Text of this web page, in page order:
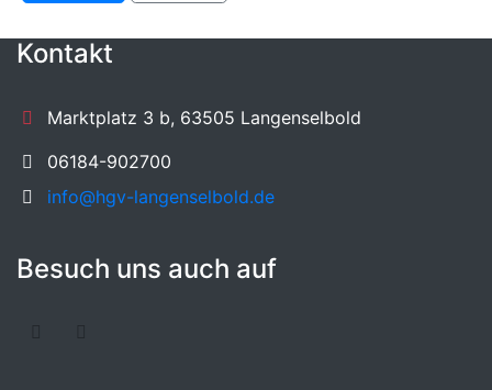
Kontakt
Marktplatz 3 b, 63505 Langenselbold
06184-902700
info@hgv-langenselbold.de
Besuch uns auch auf